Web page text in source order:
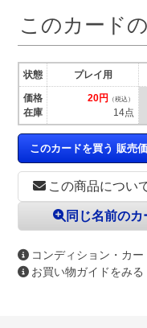
この商品につい
同じ名前の
コンディション・カ
お買い物ガイドをみる
このカード
状態
価格
在庫
プレイ用
20円 （税込）
14点
このカードを買う 販売